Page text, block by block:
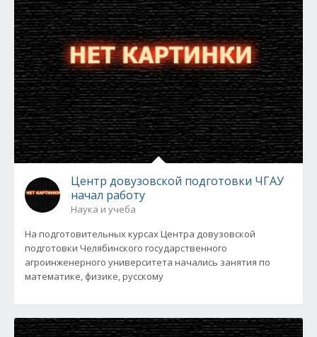
Центр довузовской подготовки ЧГАУ
начал работу
Наука и учеба
На подготовительных курсах Центра довузовской
подготовки Челябинского государственного
агроинженерного университета начались занятия по
математике, физике, русскому